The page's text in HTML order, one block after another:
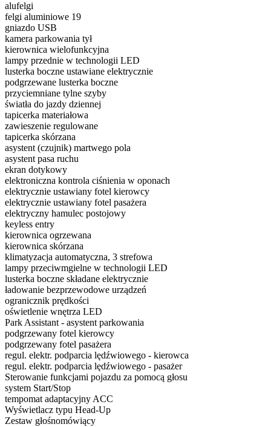
alufelgi
felgi aluminiowe 19
gniazdo USB
kamera parkowania tył
kierownica wielofunkcyjna
lampy przednie w technologii LED
lusterka boczne ustawiane elektrycznie
podgrzewane lusterka boczne
przyciemniane tylne szyby
światła do jazdy dziennej
tapicerka materiałowa
zawieszenie regulowane
tapicerka skórzana
asystent (czujnik) martwego pola
asystent pasa ruchu
ekran dotykowy
elektroniczna kontrola ciśnienia w oponach
elektrycznie ustawiany fotel kierowcy
elektrycznie ustawiany fotel pasażera
elektryczny hamulec postojowy
keyless entry
kierownica ogrzewana
kierownica skórzana
klimatyzacja automatyczna, 3 strefowa
lampy przeciwmgielne w technologii LED
lusterka boczne składane elektrycznie
ładowanie bezprzewodowe urządzeń
ogranicznik prędkości
oświetlenie wnętrza LED
Park Assistant - asystent parkowania
podgrzewany fotel kierowcy
podgrzewany fotel pasażera
regul. elektr. podparcia lędźwiowego - kierowca
regul. elektr. podparcia lędźwiowego - pasażer
Sterowanie funkcjami pojazdu za pomocą głosu
system Start/Stop
tempomat adaptacyjny ACC
Wyświetlacz typu Head-Up
Zestaw głośnomówiący